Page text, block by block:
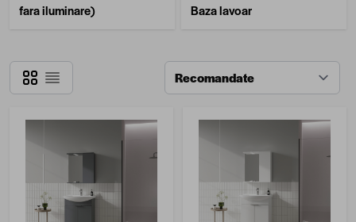
fara iluminare)
Baza lavoar
Grilă
Listă